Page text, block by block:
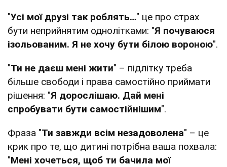
"Усі мої друзі так роблять…" це про страх
бути неприйнятим однолітками: "Я почуваюся
ізольованим. Я не хочу бути білою вороною".
"Ти не даєш мені жити" – підлітку треба
більше свободи і права самостійно приймати
рішення: "Я дорослішаю. Дай мені
спробувати бути самостійнішим".
Фраза "Ти завжди всім незадоволена" – це
крик про те, що дитині потрібна ваша похвала:
"Мені хочеться, щоб ти бачила мої